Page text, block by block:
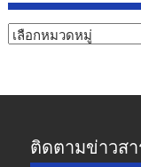
หัวข้อ
ติดตามข่าวสา